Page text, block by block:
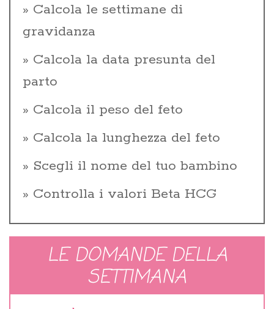
Calcola le settimane di
gravidanza
Calcola la data presunta del
parto
Calcola il peso del feto
Calcola la lunghezza del feto
Scegli il nome del tuo bambino
Controlla i valori Beta HCG
LE DOMANDE DELLA
SETTIMANA